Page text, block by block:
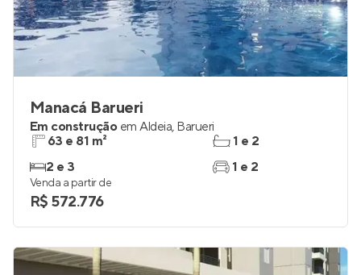
Manacá Barueri
Em construção em Aldeia, Barueri
63 e 81 m²
2 e 3
1 e 2
1 e 2
Venda a partir de
R$ 572.776